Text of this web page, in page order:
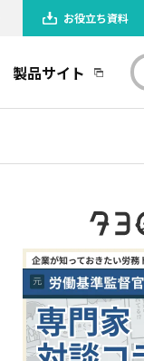
製品サイト
お役立ち資料